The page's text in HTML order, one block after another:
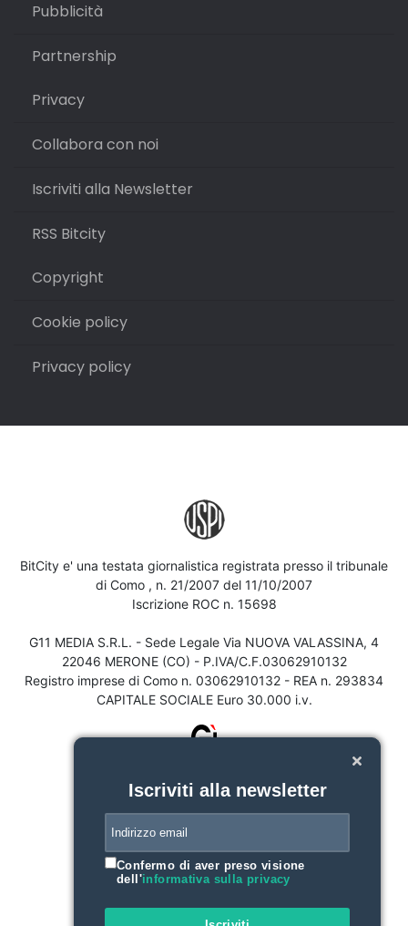
Pubblicità
Partnership
Privacy
Collabora con noi
Iscriviti alla Newsletter
RSS Bitcity
Copyright
Cookie policy
Privacy policy
BitCity e' una testata giornalistica registrata presso il tribunale
di Como , n. 21/2007 del 11/10/2007
Iscrizione ROC n. 15698
G11 MEDIA S.R.L. - Sede Legale Via NUOVA VALASSINA, 4
22046 MERONE (CO) - P.IVA/C.F.03062910132
Registro imprese di Como n. 03062910132 - REA n. 293834
CAPITALE SOCIALE Euro 30.000 i.v.
Iscriviti alla newsletter
Confermo di aver preso visione
dell'informativa sulla privacy